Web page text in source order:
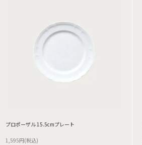
プロポーザル 15.5cmプレート
1,595円(税込)